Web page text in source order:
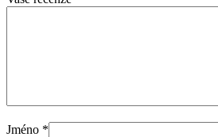
Jméno *